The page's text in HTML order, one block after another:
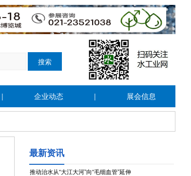
| 企业动态 | 展会信息
最新资讯
推动治水从“大江大河”向“毛细血管”延伸